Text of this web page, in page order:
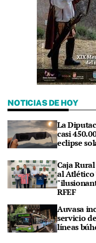
NOTICIAS DE HOY
La
casi
eclipse
Caja
al Atlético
RFEF
Auvasa
servicio
líneas